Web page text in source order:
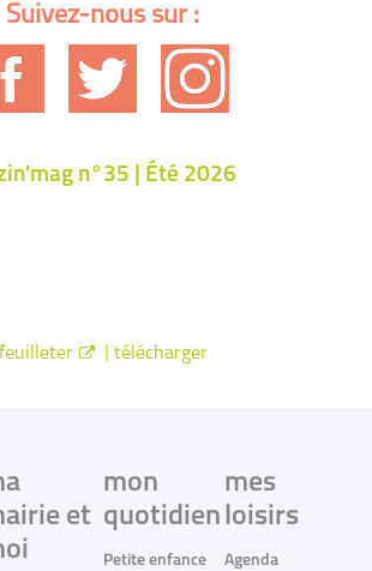
Suivez-nous sur :
n°35 | Été 2026
feuilleter télécharger
et
mon
quotidien
Petite enfance
mes
loisirs
Agenda